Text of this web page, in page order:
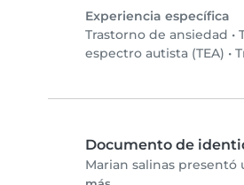
Experiencia específica
Trastorno de ansiedad •
espectro autista (TEA) •
Documento de
Marian salinas